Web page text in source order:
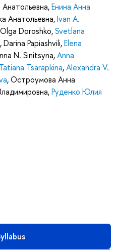
,Енина Анна
Анатольевна,Ivan A.
Olga Doroshko,Svetlana
,Darina Papiashvili,Elena
N. Sinitsyna,Anna
Tsarapkina,Alexandra V.
,Остроумова Анна
,Руденко Юлия